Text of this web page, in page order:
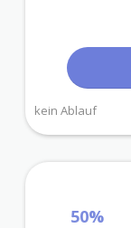
kein Ablauf
50%